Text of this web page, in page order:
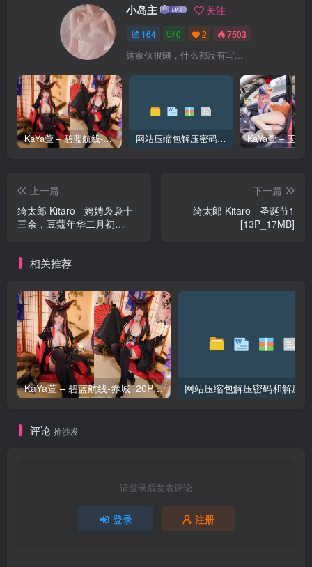
小岛主 关注
164 0 2 7503
这家伙很懒，什么都没有写...
KaYa萱 – 碧蓝航线-赤城 [20P_128MB] 网站压缩包解压密码和解压问题
上一篇
绮太郎 Kitaro - 娉娉袅袅十
三余，豆蔻年华二月初
下一篇
绮太郎 Kitaro - 圣诞节1
[13P_17MB]
相关推荐
KaYa萱 – 碧蓝航线-赤城 [20P_128MB] 网站压缩包解压密码和解压
评论 抢沙发
请登录后发表评论
登录 注册